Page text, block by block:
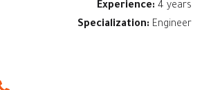
Experience: 4 years
Specialization: Engineer